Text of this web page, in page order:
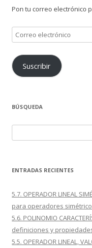
Pon tu correo electrónico
Correo
electrónico
Suscribir
BÚSQUEDA
ENTRADAS RECIENTES
5.7. OPERADOR LINEAL
para operadores
5.6. POLINOMIO
definiciones y
5.5. OPERADOR LINEAL,